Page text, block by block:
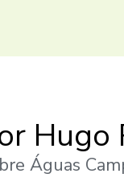
Hugo
Águas